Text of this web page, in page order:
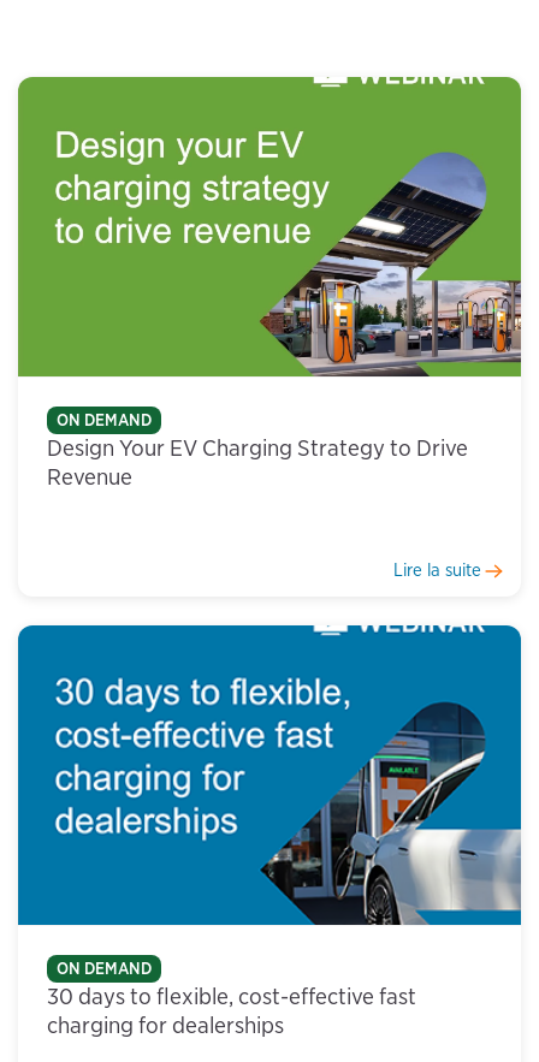
ON DEMAND
Design Your EV Charging Strategy to Drive
Revenue
Lire la suite
ON DEMAND
30 days to flexible, cost-effective fast
charging for dealerships